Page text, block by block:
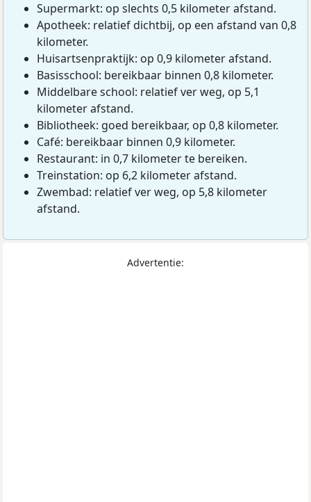
Supermarkt: op slechts 0,5 kilometer afstand.
Apotheek: relatief dichtbij, op een afstand van 0,8
kilometer.
Huisartsenpraktijk: op 0,9 kilometer afstand.
Basisschool: bereikbaar binnen 0,8 kilometer.
Middelbare school: relatief ver weg, op 5,1
kilometer afstand.
Bibliotheek: goed bereikbaar, op 0,8 kilometer.
Café: bereikbaar binnen 0,9 kilometer.
Restaurant: in 0,7 kilometer te bereiken.
Treinstation: op 6,2 kilometer afstand.
Zwembad: relatief ver weg, op 5,8 kilometer
afstand.
Advertentie: